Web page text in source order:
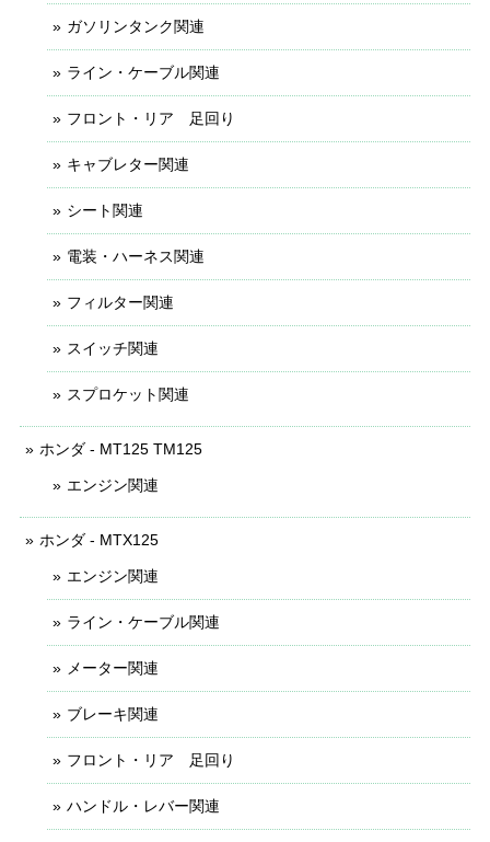
ガソリンタンク関連
ライン・ケーブル関連
フロント・リア 足回り
キャブレター関連
シート関連
電装・ハーネス関連
フィルター関連
スイッチ関連
スプロケット関連
ホンダ - MT125 TM125
エンジン関連
ホンダ - MTX125
エンジン関連
ライン・ケーブル関連
メーター関連
ブレーキ関連
フロント・リア 足回り
ハンドル・レバー関連